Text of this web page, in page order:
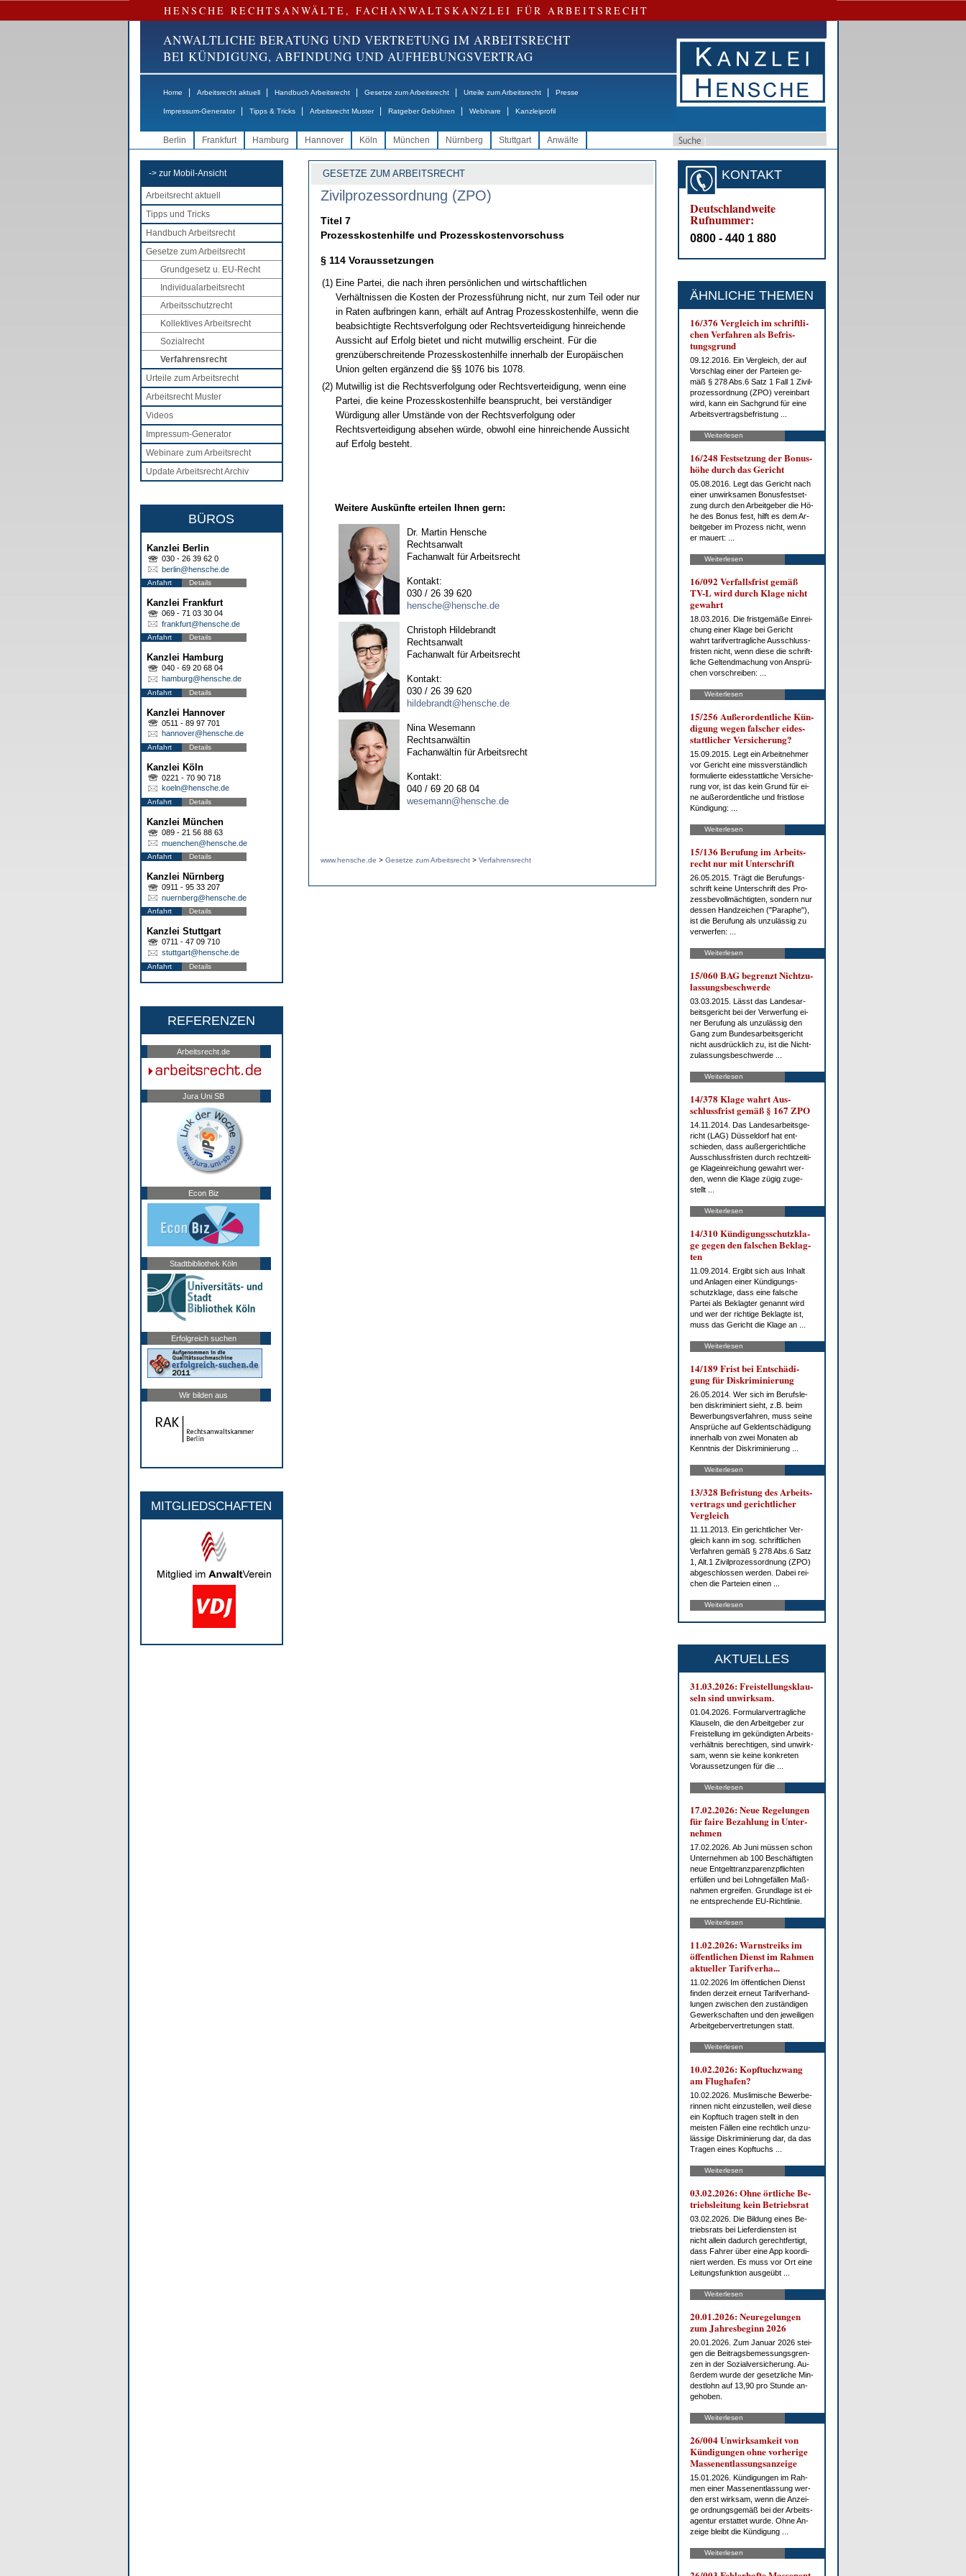
HENSCHE RECHTSANWÄLTE, FACHANWALTSKANZLEI FÜR ARBEITSRECHT
ANWALTLICHE BERATUNG UND VERTRETUNG IM ARBEITSRECHT
BEI KÜNDIGUNG, ABFINDUNG UND AUFHEBUNGSVERTRAG
Home Arbeitsrecht aktuell Handbuch Arbeitsrecht Gesetze zum Arbeitsrecht Urteile zum Arbeitsrecht Presse
Impressum-Generator Tipps & Tricks Arbeitsrecht Muster Ratgeber Gebühren Webinare Kanzleiprofil
Berlin Frankfurt Hamburg Hannover Köln München Nürnberg Stuttgart Anwälte
-> zur Mobil-Ansicht
Arbeitsrecht aktuell
Tipps und Tricks
Handbuch Arbeitsrecht
Gesetze zum Arbeitsrecht
Grundgesetz u. EU-Recht
Individualarbeitsrecht
Arbeitsschutzrecht
Kollektives Arbeitsrecht
Sozialrecht
Verfahrensrecht
Urteile zum Arbeitsrecht
Arbeitsrecht Muster
Videos
Impressum-Generator
Webinare zum Arbeitsrecht
Update Arbeitsrecht Archiv
BÜROS
Kanzlei Berlin
030 - 26 39 62 0
berlin@hensche.de
Anfahrt Details
Kanzlei Frankfurt
069 - 71 03 30 04
frankfurt@hensche.de
Anfahrt Details
Kanzlei Hamburg
040 - 69 20 68 04
hamburg@hensche.de
Anfahrt Details
Kanzlei Hannover
0511 - 89 97 701
hannover@hensche.de
Anfahrt Details
Kanzlei Köln
0221 - 70 90 718
koeln@hensche.de
Anfahrt Details
Kanzlei München
089 - 21 56 88 63
muenchen@hensche.de
Anfahrt Details
Kanzlei Nürnberg
0911 - 95 33 207
nuernberg@hensche.de
Anfahrt Details
Kanzlei Stuttgart
0711 - 47 09 710
stuttgart@hensche.de
Anfahrt Details
REFERENZEN
Arbeitsrecht.de
Jura Uni SB
Econ Biz
Stadtbibliothek Köln
Erfolgreich suchen
Wir bilden aus
MITGLIEDSCHAFTEN
GESETZE ZUM ARBEITSRECHT
Zivilprozessordnung (ZPO)
Titel 7
Prozesskostenhilfe und Prozesskostenvorschuss
§ 114 Voraussetzungen
(1) Eine Partei, die nach ihren persönlichen und wirtschaftlichen
Verhältnissen die Kosten der Prozessführung nicht, nur zum Teil oder nur
in Raten aufbringen kann, erhält auf Antrag Prozesskostenhilfe, wenn die
beabsichtigte Rechtsverfolgung oder Rechtsverteidigung hinreichende
Aussicht auf Erfolg bietet und nicht mutwillig erscheint. Für die
grenzüberschreitende Prozesskostenhilfe innerhalb der Europäischen
Union gelten ergänzend die §§ 1076 bis 1078.
(2) Mutwillig ist die Rechtsverfolgung oder Rechtsverteidigung, wenn eine
Partei, die keine Prozesskostenhilfe beansprucht, bei verständiger
Würdigung aller Umstände von der Rechtsverfolgung oder
Rechtsverteidigung absehen würde, obwohl eine hinreichende Aussicht
auf Erfolg besteht.
Weitere Auskünfte erteilen Ihnen gern:
Dr. Martin Hensche
Rechtsanwalt
Fachanwalt für Arbeitsrecht
Kontakt:
030 / 26 39 620
hensche@hensche.de
Christoph Hildebrandt
Rechtsanwalt
Fachanwalt für Arbeitsrecht
Kontakt:
030 / 26 39 620
hildebrandt@hensche.de
Nina Wesemann
Rechtsanwältin
Fachanwältin für Arbeitsrecht
Kontakt:
040 / 69 20 68 04
wesemann@hensche.de
www.hensche.de > Gesetze zum Arbeitsrecht > Verfahrensrecht
KONTAKT
Deutschlandweite
Rufnummer:
0800 - 440 1 880
ÄHNLICHE THEMEN
16/376 Ver­gleich im schrift­li­
chen Ver­fah­ren als Be­fris­
tungs­grund
09.12.2016. Ein Ver­gleich, der auf
Vor­schlag ei­ner der Par­tei­en ge­
mäß § 278 Abs.6 Satz 1 Fall 1 Zi­vil­
pro­zess­ord­nung (ZPO) ver­ein­bart
wird, kann ein Sach­grund für ei­ne
Ar­beits­ver­trags­be­fris­tung ...
Weiterlesen
16/248 Fest­set­zung der Bo­nus­
hö­he durch das Ge­richt
05.08.2016. Legt das Ge­richt nach
ei­ner un­wirk­sa­men Bo­nus­fest­set­
zung durch den Ar­beit­ge­ber die Hö­
he des Bo­nus fest, hilft es dem Ar­
beit­ge­ber im Pro­zess nicht, wenn
er mau­ert: ...
Weiterlesen
16/092 Ver­falls­frist ge­mäß
TV-L wird durch Kla­ge nicht
ge­wahrt
18.03.2016. Die frist­ge­mä­ße Ein­rei­
chung ei­ner Kla­ge bei Ge­richt
wahrt ta­rif­ver­trag­li­che Aus­schluss­
fris­ten nicht, wenn die­se die schrift­
li­che Gel­tend­ma­chung von An­sprü­
chen vor­schrei­ben: ...
Weiterlesen
15/256 Au­ßer­or­dent­li­che Kün­
di­gung we­gen fal­scher ei­des­
statt­li­cher Ver­si­che­rung?
15.09.2015. Legt ein Ar­beit­neh­mer
vor Ge­richt ei­ne miss­ver­ständ­lich
for­mu­lier­te ei­des­statt­li­che Ver­si­che­
rung vor, ist das kein Grund für ei­
ne au­ßer­or­dent­li­che und frist­lo­se
Kün­di­gung: ...
Weiterlesen
15/136 Be­ru­fung im Ar­beits­
recht nur mit Un­ter­schrift
26.05.2015. Trägt die Be­ru­fungs­
schrift kei­ne Un­ter­schrift des Pro­
zess­be­voll­mäch­tig­ten, son­dern nur
des­sen Hand­zei­chen ("Pa­ra­phe"),
ist die Be­ru­fung als un­zu­läs­sig zu
ver­wer­fen: ...
Weiterlesen
15/060 BAG be­grenzt Nicht­zu­
las­sungs­be­schwer­de
03.03.2015. Lässt das Lan­des­ar­
beits­ge­richt bei der Ver­wer­fung ei­
ner Be­ru­fung als un­zu­läs­sig den
Gang zum Bun­des­ar­beits­ge­richt
nicht aus­drück­lich zu, ist die Nicht­
zu­las­sungs­be­schwer­de ...
Weiterlesen
14/378 Kla­ge wahrt Aus­
schluss­frist ge­mäß § 167 ZPO
14.11.2014. Das Lan­des­ar­beits­ge­
richt (LAG) Düs­sel­dorf hat ent­
schie­den, dass au­ßer­ge­richt­li­che
Aus­schluss­fris­ten durch recht­zei­ti­
ge Kla­gein­rei­chung ge­wahrt wer­
den, wenn die Kla­ge zü­gig zu­ge­
stellt ...
Weiterlesen
14/310 Kün­di­gungs­schutz­kla­
ge ge­gen den fal­schen Be­klag­
ten
11.09.2014. Er­gibt sich aus In­halt
und An­la­gen ei­ner Kün­di­gungs­
schutz­kla­ge, dass ei­ne fal­sche
Par­tei als Be­klag­ter ge­nannt wird
und wer der rich­ti­ge Be­klag­te ist,
muss das Ge­richt die Kla­ge an ...
Weiterlesen
14/189 Frist bei Ent­schä­di­
gung für Dis­kri­mi­nie­rung
26.05.2014. Wer sich im Be­rufs­le­
ben dis­kri­mi­niert sieht, z.B. beim
Be­wer­bungs­ver­fah­ren, muss sei­ne
An­sprü­che auf Gel­dent­schä­di­gung
in­ner­halb von zwei Mo­na­ten ab
Kennt­nis der Dis­kri­mi­nie­rung ...
Weiterlesen
13/328 Be­fris­tung des Ar­beits­
ver­trags und ge­richt­li­cher
Ver­gleich
11.11.2013. Ein ge­richt­li­cher Ver­
gleich kann im sog. schrift­li­chen
Ver­fah­ren ge­mäß § 278 Abs.6 Satz
1, Alt.1 Zi­vil­pro­zess­ord­nung (ZPO)
ab­ge­schlos­sen wer­den. Da­bei rei­
chen die Par­tei­en ei­nen ...
Weiterlesen
AKTUELLES
31.03.2026: Frei­stel­lungs­klau­
seln sind un­wirk­sam.
01.04.2026. For­mu­lar­ver­trag­li­che
Klau­seln, die den Ar­beit­ge­ber zur
Frei­stel­lung im ge­kün­dig­ten Ar­beits­
ver­hält­nis be­rech­ti­gen, sind un­wirk­
sam, wenn sie kei­ne kon­kre­ten
Vor­aus­set­zun­gen für die ...
Weiterlesen
17.02.2026: Neue Re­ge­lun­gen
für fai­re Be­zah­lung in Un­ter­
neh­men
17.02.2026. Ab Ju­ni müs­sen schon
Un­ter­neh­men ab 100 Be­schäf­tig­ten
neue Ent­gelt­tranz­pa­renz­pflich­ten
er­fül­len und bei Lohn­ge­fäl­len Maß­
nah­men er­grei­fen. Grund­la­ge ist ei­
ne ent­spre­chen­de EU-Richt­li­nie.
Weiterlesen
11.02.2026: Warn­streiks im
öf­fent­li­chen Dienst im Rah­men
ak­tu­el­ler Ta­rif­ver­ha...
11.02.2026 Im öf­fent­li­chen Dienst
fin­den der­zeit er­neut Ta­rif­ver­hand­
lun­gen zwi­schen den zu­stän­di­gen
Ge­werk­schaf­ten und den je­wei­li­gen
Ar­beit­ge­ber­ver­tre­tun­gen statt.
Weiterlesen
10.02.2026: Kopf­tuch­zwang
am Flug­ha­fen?
10.02.2026. Mus­li­mi­sche Be­wer­be­
rin­nen nicht ein­zu­stel­len, weil die­se
ein Kopf­tuch tra­gen stellt in den
meis­ten Fäl­len ei­ne recht­lich un­zu­
läs­si­ge Dis­kri­mi­nie­rung dar, da das
Tra­gen ei­nes Kopf­tuchs ...
Weiterlesen
03.02.2026: Oh­ne ört­li­che Be­
triebs­lei­tung kein Be­triebs­rat
03.02.2026. Die Bil­dung ei­nes Be­
triebs­rats bei Lie­fer­diens­ten ist
nicht al­lein da­durch ge­recht­fer­tigt,
dass Fah­rer über ei­ne App ko­or­di­
niert wer­den. Es muss vor Ort ei­ne
Lei­tungs­funk­ti­on aus­ge­übt ...
Weiterlesen
20.01.2026: Neu­re­ge­lun­gen
zum Jah­res­be­ginn 2026
20.01.2026. Zum Ja­nu­ar 2026 stei­
gen die Bei­trags­be­mes­sungs­gren­
zen in der So­zi­al­ver­si­che­rung. Au­
ßer­dem wur­de der ge­setz­li­che Min­
dest­lohn auf 13,90 pro St­un­de an­
ge­ho­ben.
Weiterlesen
26/004 Un­wirk­sam­keit von
Kün­di­gun­gen oh­ne vor­he­ri­ge
Mas­sen­ent­las­sungs­an­zei­ge
15.01.2026. Kün­di­gun­gen im Rah­
men ei­ner Mas­sen­ent­las­sung wer­
den erst wirk­sam, wenn die An­zei­
ge ord­nungs­ge­mäß bei der Ar­beits­
agen­tur er­stat­tet wur­de. Oh­ne An­
zei­ge bleibt die Kün­di­gung ...
Weiterlesen